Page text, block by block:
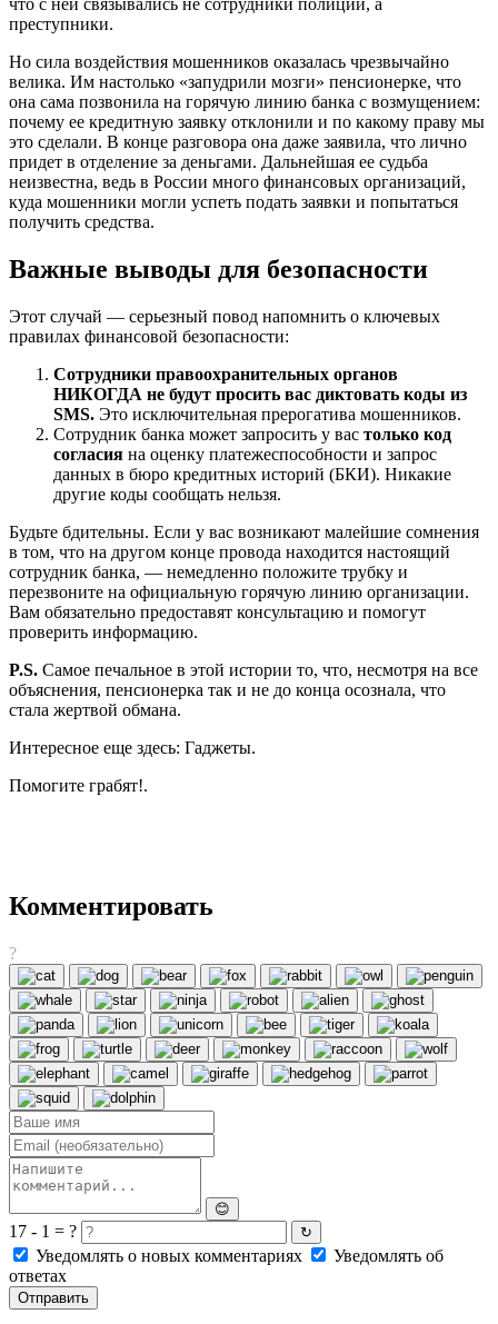
что с ней связывались не сотрудники полиции, а
преступники.
Но сила воздействия мошенников оказалась чрезвычайно
велика. Им настолько «запудрили мозги» пенсионерке, что
она сама позвонила на горячую линию банка с возмущением:
почему ее кредитную заявку отклонили и по какому праву мы
это сделали. В конце разговора она даже заявила, что лично
придет в отделение за деньгами. Дальнейшая ее судьба
неизвестна, ведь в России много финансовых организаций,
куда мошенники могли успеть подать заявки и попытаться
получить средства.
Важные выводы для безопасности
Этот случай — серьезный повод напомнить о ключевых
правилах финансовой безопасности:
Сотрудники правоохранительных органов
НИКОГДА не будут просить вас диктовать коды из
SMS. Это исключительная прерогатива мошенников.
Сотрудник банка может запросить у вас только код
согласия на оценку платежеспособности и запрос
данных в бюро кредитных историй (БКИ). Никакие
другие коды сообщать нельзя.
Будьте бдительны. Если у вас возникают малейшие сомнения
в том, что на другом конце провода находится настоящий
сотрудник банка, — немедленно положите трубку и
перезвоните на официальную горячую линию организации.
Вам обязательно предоставят консультацию и помогут
проверить информацию.
P.S. Самое печальное в этой истории то, что, несмотря на все
объяснения, пенсионерка так и не до конца осознала, что
стала жертвой обмана.
Интересное еще здесь: Гаджеты.
Помогите грабят!.
Комментировать
?
😊
17 - 1 = ? ↻
Уведомлять о новых комментариях
Уведомлять об
ответах
Отправить